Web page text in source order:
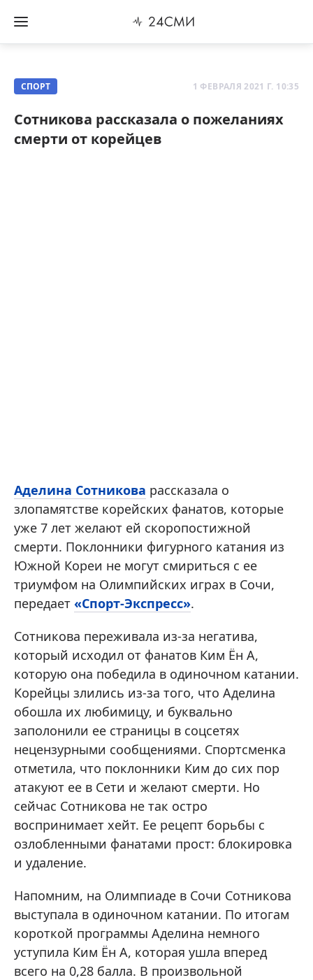
СПОРТ 1 ФЕВРАЛЯ 2021 Г. 10:35
Сотникова рассказала о пожеланиях
смерти от корейцев
Аделина Сотникова рассказала о
злопамятстве корейских фанатов, которые
уже 7 лет желают ей скоропостижной
смерти. Поклонники фигурного катания из
Южной Кореи не могут смириться с ее
триумфом на Олимпийских играх в Сочи,
передает «Спорт-Экспресс».
Сотникова переживала из-за негатива,
который исходил от фанатов Ким Ён А,
которую она победила в одиночном катании.
Корейцы злились из-за того, что Аделина
обошла их любимицу, и буквально
заполонили ее страницы в соцсетях
нецензурными сообщениями. Спортсменка
отметила, что поклонники Ким до сих пор
атакуют ее в Сети и желают смерти. Но
сейчас Сотникова не так остро
воспринимает хейт. Ее рецепт борьбы с
озлобленными фанатами прост: блокировка
и удаление.
Напомним, на Олимпиаде в Сочи Сотникова
выступала в одиночном катании. По итогам
короткой программы Аделина немного
уступила Ким Ён А, которая ушла вперед
всего на 0,28 балла. В произвольной